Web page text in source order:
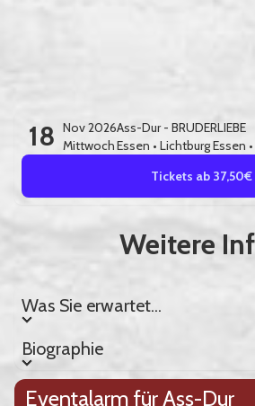
18 Nov 2026
Mittwoch
Ass-Dur - BRUDERLIEBE
Essen • Lichtburg Essen
Tickets ab 37,50€
Weitere
Was Sie erwartet...
Biographie
Eventalarm für Ass-Dur